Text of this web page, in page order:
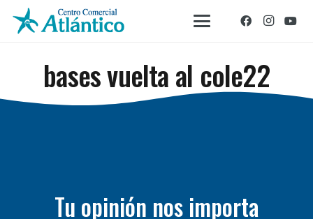
bases vuelta al cole22
Tu opinión nos importa